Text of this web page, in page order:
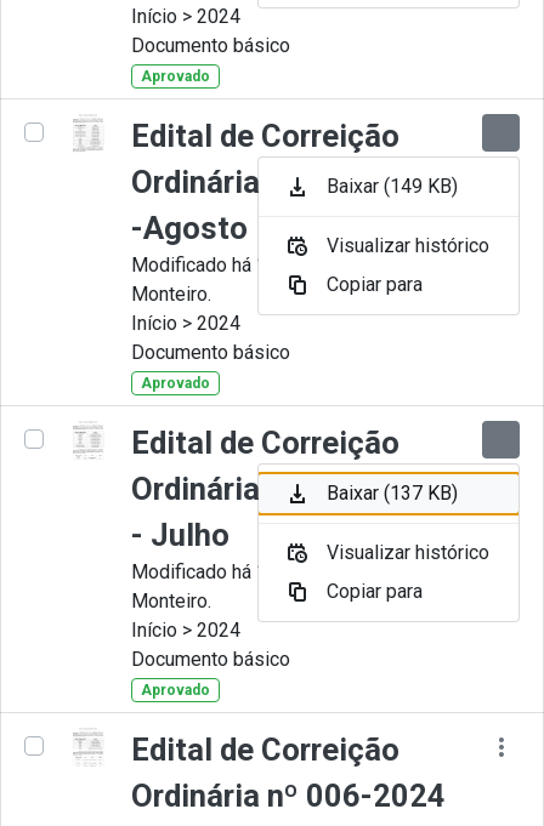
Início > 2024
Documento básico
Aprovado
Edital de Correição
Ordinária nº 008-2024
-Agosto
Modificado há 11 Meses por Juliana
Monteiro.
Início > 2024
Documento básico
Aprovado
Edital de Correição
Ordinária nº 007-2024
- Julho
Modificado há 11 Meses por Juliana
Monteiro.
Início > 2024
Documento básico
Aprovado
Edital de Correição
Ordinária nº 006-2024
Baixar (149 KB)
Visualizar histórico
Copiar para
Baixar (137 KB)
Visualizar histórico
Copiar para